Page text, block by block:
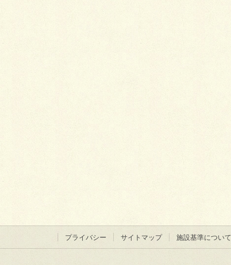
プライバシー サイトマップ 施設基準について